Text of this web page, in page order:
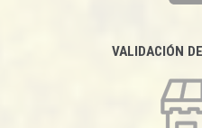
VALIDACIÓN